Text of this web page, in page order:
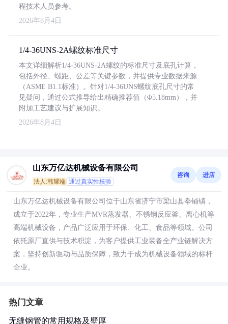
程技术人员参考。
2026年8月4日
1/4-36UNS-2A螺纹标准尺寸
本文详细解析1/4-36UNS-2A螺纹的标准尺寸及底孔计算，
包括外径、螺距、公差等关键参数，并提供专业数据来源
（ASME B1.1标准）。针对1/4-36UNS螺纹底孔尺寸的常
见疑问，通过公式推导给出精确推荐值（Φ5.18mm），并
附加工艺建议与扩展知识。
2026年8月4日
山东万亿达机械设备有限公司
法人:韩耀端 通过真实性核验
咨询 进店
山东万亿达机械设备有限公司位于山东省济宁市梁山县拳铺镇，
成立于2022年，专业生产MVR蒸发器、不锈钢反应釜、离心机等
高端机械设备，产品广泛应用于环保、化工、食品等领域。公司
依托原厂直供与技术积淀，为客户提供工业装备全产业链解决方
案，坚持创新驱动与品质保障，致力于成为机械设备领域的标杆
企业。
热门文章
无缝钢管的常用规格及壁厚